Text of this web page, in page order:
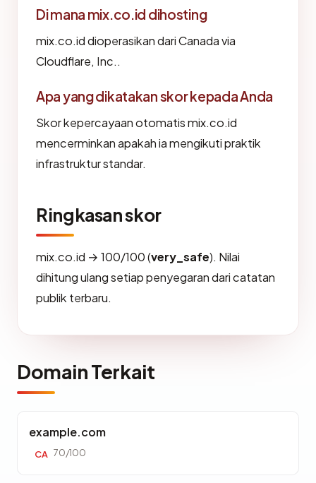
Di mana mix.co.id dihosting
mix.co.id dioperasikan dari Canada via
Cloudflare, Inc..
Apa yang dikatakan skor kepada Anda
Skor kepercayaan otomatis mix.co.id
mencerminkan apakah ia mengikuti praktik
infrastruktur standar.
Ringkasan skor
mix.co.id → 100/100 (very_safe). Nilai
dihitung ulang setiap penyegaran dari catatan
publik terbaru.
Domain Terkait
example.com
CA 70/100